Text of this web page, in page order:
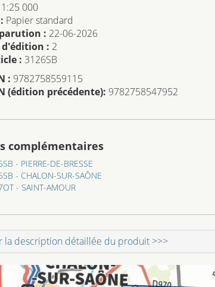
1:25 000
Papier standard
: 22-06-2026
: 2
: 3126SB
: 9782758559115
(édition précédente): 9782758547952
complémentaires
- PIERRE-DE-BRESSE
- CHALON-SUR-SAÔNE
- SAINT-AMOUR
la description détaillée du produit >>>